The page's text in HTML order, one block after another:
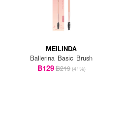
MEILINDA
Ballerina Basic Brush
฿129฿219 (41%)